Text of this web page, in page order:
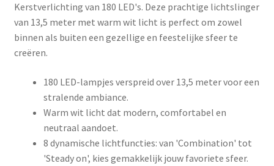
Kerstverlichting van 180 LED's. Deze prachtige lichtslinger
van 13,5 meter met warm wit licht is perfect om zowel
binnen als buiten een gezellige en feestelijke sfeer te
creëren.
180 LED-lampjes verspreid over 13,5 meter voor een
stralende ambiance.
Warm wit licht dat modern, comfortabel en
neutraal aandoet.
8 dynamische lichtfuncties: van 'Combination' tot
'Steady on', kies gemakkelijk jouw favoriete sfeer.